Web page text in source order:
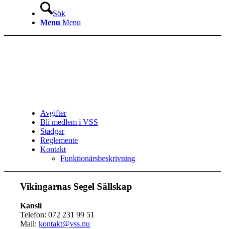
Sök
Menu Menu
Avgifter
Bli medlem i VSS
Stadgar
Reglemente
Kontakt
Funktionärsbeskrivning
Vikingarnas Segel Sällskap
Kansli
Telefon: 072 231 99 51
Mail:kontakt@vss.nu